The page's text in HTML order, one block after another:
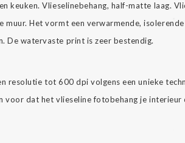
keuken. Vlieselinebehang, half-matte laag.
muur. Het vormt een verwarmende,
De watervaste print is zeer bestendig.
resolutie tot 600 dpi volgens een unieke
voor dat het vlieseline fotobehang je interieur